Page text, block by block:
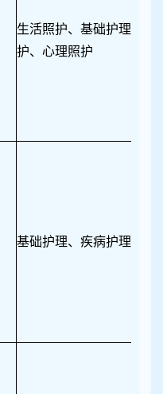
生活照护、基础护理、对
护、心理照护
基础护理、疾病护理、功